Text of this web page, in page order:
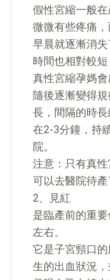
假性宮縮一般
微微有些疼痛
早晨就逐漸消
時間也相對較短
真性宮縮孕媽
隨後逐漸變得
長，間隔的時
在2-3分鐘，持
院。
注意：只有真
可以去醫院待產
2、見紅
是臨產前的重
左右。
它是子宮頸口
生的出血狀況